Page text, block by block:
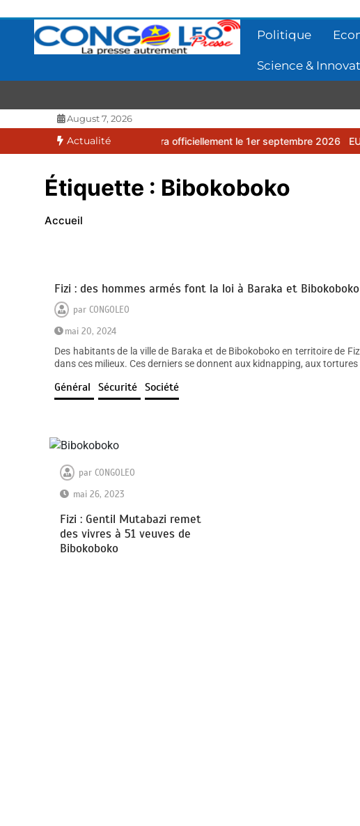
contenu
Politique
Science &
CONGOLEO
La presse autrement
August 7, 2026
Actualité
2026-2027 débutera officiellement le 1er septembre 2026 EUFBUK : le
Étiquette : Bibokoboko
Accueil
Fizi : des hommes armés font la loi à Baraka et Bibokoboko
parCONGOLEO
mai 20, 2024
Des habitants de la ville de Baraka et de Bibokoboko en territoire de
dans ces milieux. Ces derniers se donnent aux kidnapping, aux
Général Sécurité Société
parCONGOLEO
mai 26, 2023
Fizi : Gentil Mutabazi remet
des vivres à 51 veuves de
Bibokoboko